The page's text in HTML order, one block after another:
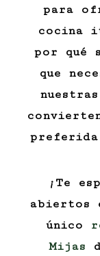
para
cocina
por qué
que
¡Te
único
Mijas